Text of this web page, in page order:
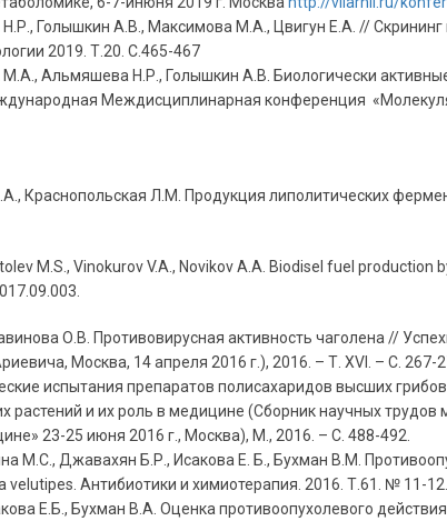
Голышкин А.В., Максимова М.А., Цвигун Е.А. //Скрининг
2019. Т.20. С.465-467
Альмяшева Н.Р., Голышкин А.В. Биологически
Междисциплинарная конференция
Краснопольская Л.М. Продукция липолитических
M.S., Vinokurov V.A., Novikov A.A. Biodisel fuel
О.В. Противовирусная активность чаголена //
Москва, 14 апреля 2016 г.), 2016. – Т. XVI. – С. 267-
испытания препаратов полисахаридов высших
растений и их роль в медицине (Сборник научных
23-25 июня 2016 г., Москва), М., 2016. – С. 488-492.
М.С., Джавахян Б.Р., Исакова Е. Б., Бухман В.М.
Антибиотики и химиотерапия. 2016. Т.61. № 11-12.
Е.Б., Бухман В.А. Оценка противоопухолевого